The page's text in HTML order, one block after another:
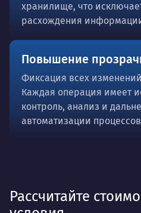
хранилище, что
расхождения
Повышение
Фиксация всех
Каждая операция имеет
контроль, анализ и
автоматизации
Рассчитайте